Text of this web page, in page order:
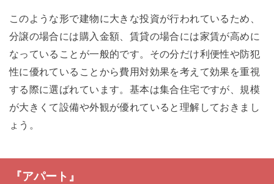
このような形で建物に大きな投資が行われているため、
分譲の場合には購入金額、賃貸の場合には家賃が高めに
なっていることが一般的です。その分だけ利便性や防犯
性に優れていることから費用対効果を考えて効果を重視
する際に選ばれています。基本は集合住宅ですが、規模
が大きくて設備や外観が優れていると理解しておきまし
ょう。
『アパート』